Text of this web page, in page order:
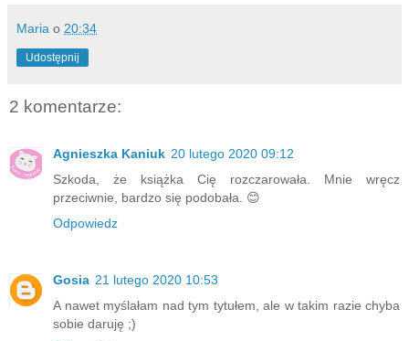
Maria o 20:34
Udostępnij
2 komentarze:
Agnieszka Kaniuk 20 lutego 2020 09:12
Szkoda, że książka Cię rozczarowała. Mnie wręcz
przeciwnie, bardzo się podobała. 😊
Odpowiedz
Gosia 21 lutego 2020 10:53
A nawet myślałam nad tym tytułem, ale w takim razie chyba
sobie daruję ;)